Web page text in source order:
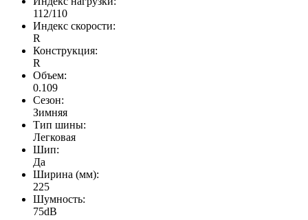
112/110
Индекс скорости:
R
Конструкция:
R
Объем:
0.109
Сезон:
Зимняя
Тип шины:
Легковая
Шип:
Да
Ширина (мм):
225
Шумность:
75dB